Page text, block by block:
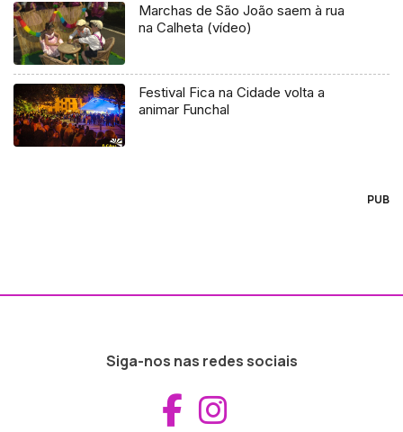
Marchas de São João saem à rua
na Calheta (vídeo)
Festival Fica na Cidade volta a
animar Funchal
PUB
Siga-nos nas redes sociais
Aceder ao